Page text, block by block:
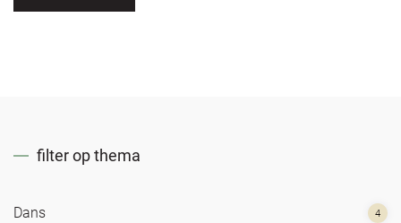
filter op thema
Dans 4